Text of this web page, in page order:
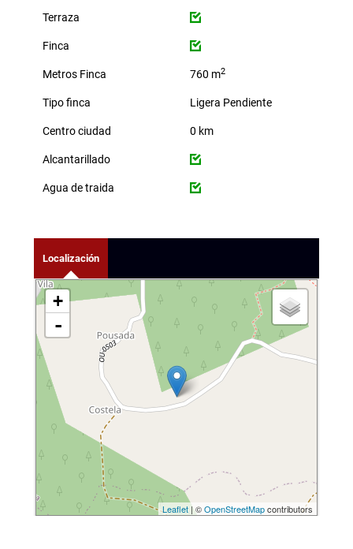
Terraza
Finca
Metros Finca 760 m2
Tipo finca Ligera Pendiente
Centro ciudad 0 km
Alcantarillado
Agua de traida
Localización
+
-
Leaflet| ©OpenStreetMapcontributors